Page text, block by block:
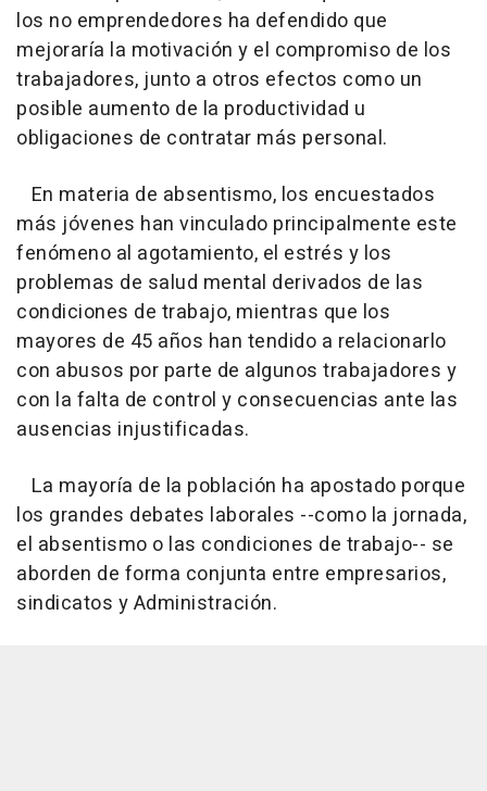
los no emprendedores ha defendido que
mejoraría la motivación y el compromiso de los
trabajadores, junto a otros efectos como un
posible aumento de la productividad u
obligaciones de contratar más personal.
En materia de absentismo, los encuestados
más jóvenes han vinculado principalmente este
fenómeno al agotamiento, el estrés y los
problemas de salud mental derivados de las
condiciones de trabajo, mientras que los
mayores de 45 años han tendido a relacionarlo
con abusos por parte de algunos trabajadores y
con la falta de control y consecuencias ante las
ausencias injustificadas.
La mayoría de la población ha apostado porque
los grandes debates laborales --como la jornada,
el absentismo o las condiciones de trabajo-- se
aborden de forma conjunta entre empresarios,
sindicatos y Administración.